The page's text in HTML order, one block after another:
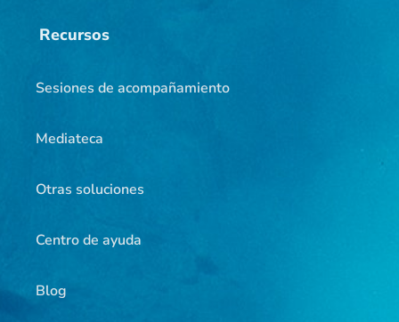
Recursos
Sesiones de acompañamiento
Mediateca
Otras soluciones
Centro de ayuda
Blog